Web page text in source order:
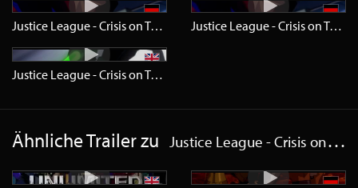
Justice League - Crisis on Two Earths TrailerHD Justice League - Crisis on Two Earths
Justice League - Crisis on Two Earths
Ähnliche Trailer zu Justice League - Crisis on Two Earths